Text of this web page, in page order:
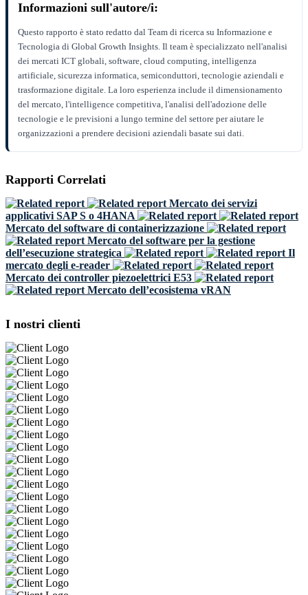
Informazioni sull'autore/i:
Questo rapporto è stato redatto dal Team di ricerca su Informazione e
Tecnologia di Global Growth Insights. Il team è specializzato nell'analisi
dei mercati ICT globali, software, cloud computing, intelligenza
artificiale, sicurezza informatica, semiconduttori, tecnologie aziendali e
trasformazione digitale. La loro esperienza include il dimensionamento
del mercato, l'intelligence competitiva, l'analisi dell'adozione delle
tecnologie e le previsioni a lungo termine del settore per aiutare le
organizzazioni a prendere decisioni aziendali basate sui dati.
Rapporti Correlati
Mercato dei servizi
applicativi SAP S o 4HANA
Mercato del software di containerizzazione
Mercato del software per la gestione
dell’esecuzione strategica
Il
mercato degli e-reader
Mercato dei controller piezoelettrici E53
Mercato dell’ecosistema vRAN
I nostri clienti